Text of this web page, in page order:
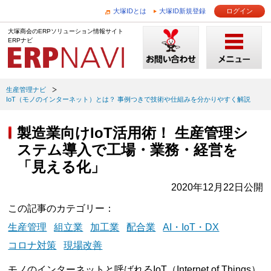
大塚IDとは 大塚ID新規登録 ログイン
大塚商会のERPソリューション情報サイト
ERPナビ
生産管理ナビ
IoT（モノのインターネット）とは？ 事例つきで技術や仕組みを分かりやすく解説
製造業向けIoT活用術！ 生産管理シ
ステム導入で工場・業務・経営を
「見える化」
2020年12月22日公開
この記事のカテゴリー
生産管理
組立業 加工業 配合業
AI・IoT・DX
コロナ対策
現場改善